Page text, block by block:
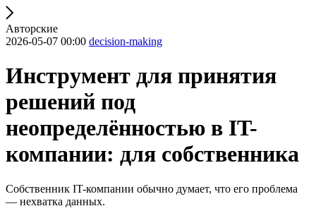
Авторские
2026-05-07 00:00 decision-making
Инструмент для принятия
решений под
неопределённостью в IT-
компании: для собственника
Собственник IT-компании обычно думает, что его проблема
— нехватка данных.